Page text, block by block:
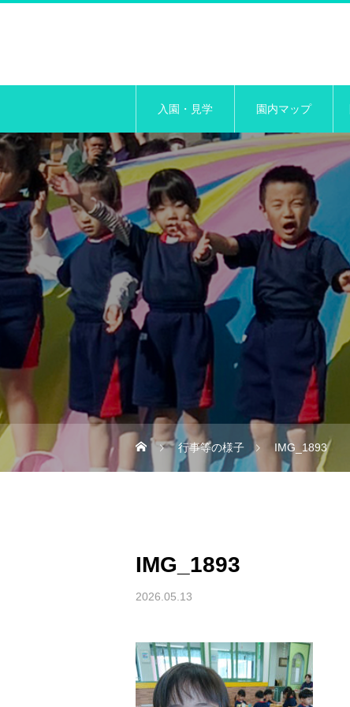
入園・見学 園内マップ
行事等の様子 IMG_1893
IMG_1893
2026.05.13